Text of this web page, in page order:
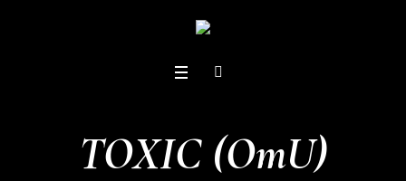
TOXIC (OmU)